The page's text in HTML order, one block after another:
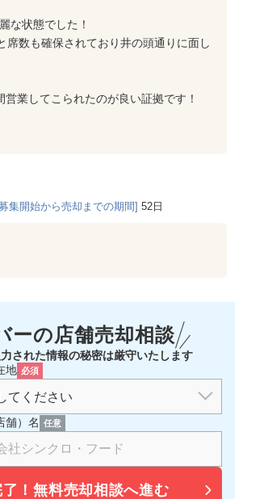
な状態でした！
数も確保されており井の頭通りに面し
業してこられたのが良い証拠です！
集開始から売却までの期間] 52日
ーの店舗売却相談
力された情報の秘密は厳守いたします
地 必須
舗）名 任意
了！無料売却相談へ進む